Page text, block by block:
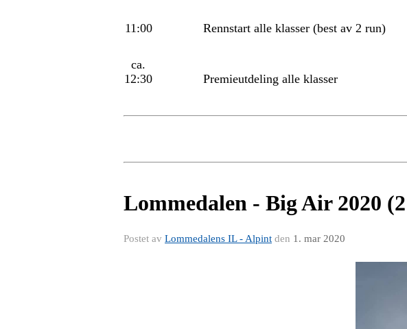
11:00 Rennstart alle klasser (best av 2 run)
ca.
12:30
Premieutdeling alle klasser
Lommedalen - Big Air 2020
Postet av Lommedalens IL - Alpint den 1. mar 2020